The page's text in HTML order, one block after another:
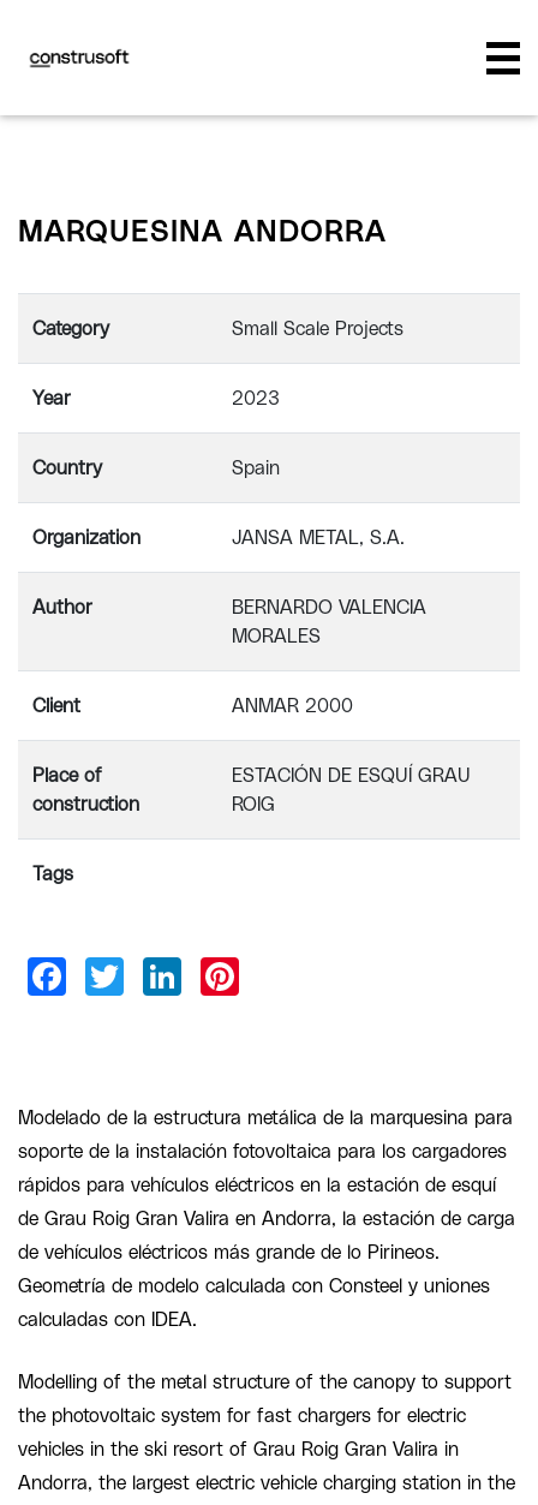
MARQUESINA ANDORRA
Category Small Scale Projects
Year 2023
Country Spain
Organization JANSA METAL, S.A.
Author
BERNARDO VALENCIA
MORALES
Client ANMAR 2000
Place of
construction
ESTACIÓN DE ESQUÍ GRAU
ROIG
Tags
Modelado de la estructura metálica de la marquesina para
soporte de la instalación fotovoltaica para los cargadores
rápidos para vehículos eléctricos en la estación de esquí
de Grau Roig Gran Valira en Andorra, la estación de carga
de vehículos eléctricos más grande de lo Pirineos.
Geometría de modelo calculada con Consteel y uniones
calculadas con IDEA.
Modelling of the metal structure of the canopy to support
the photovoltaic system for fast chargers for electric
vehicles in the ski resort of Grau Roig Gran Valira in
Andorra, the largest electric vehicle charging station in the